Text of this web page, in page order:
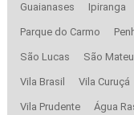
Guaianases Ipiranga
Parque do Carmo
São Lucas São
Vila Brasil Vila Curuçá
Vila Prudente Água